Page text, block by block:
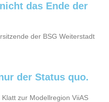
das Ende der
der BSG Weiterstadt
der Status quo.
zur Modellregion ViiAS